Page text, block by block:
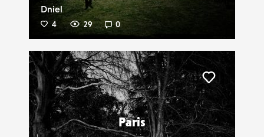
Dniel
4 29 0
Paris